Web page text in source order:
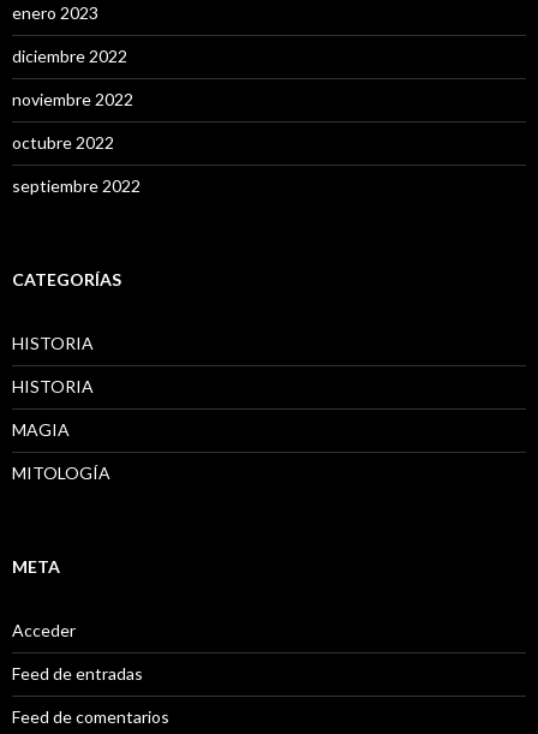
enero 2023
diciembre 2022
noviembre 2022
octubre 2022
septiembre 2022
CATEGORÍAS
HISTORIA
HISTORIA
MAGIA
MITOLOGÍA
META
Acceder
Feed de entradas
Feed de comentarios